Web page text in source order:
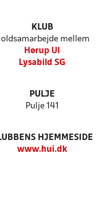
KLUB
mellem
Hørup UI
Lysabild SG
PULJE
Pulje 141
HJEMMESIDE
www.hui.dk